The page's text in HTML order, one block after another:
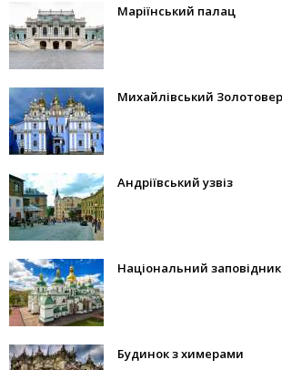
Маріїнський палац
Михайлівський
Андріївський узвіз
Національний заповідник
Будинок з химерами